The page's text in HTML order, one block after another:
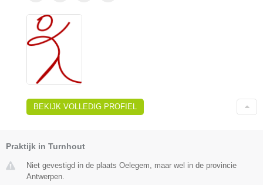
BEKIJK VOLLEDIG PROFIEL
Praktijk in Turnhout
Niet gevestigd in de plaats Oelegem, maar wel in de provincie
Antwerpen.